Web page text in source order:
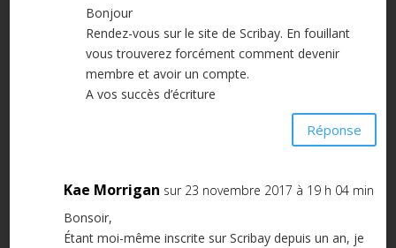
Bonjour
Rendez-vous sur le site de Scribay. En fouillant
vous trouverez forcément comment devenir
membre et avoir un compte.
A vos succès d’écriture
Réponse
Kae Morrigan sur 23 novembre 2017 à 19 h 04 min
Bonsoir,
Étant moi-même inscrite sur Scribay depuis un an, je